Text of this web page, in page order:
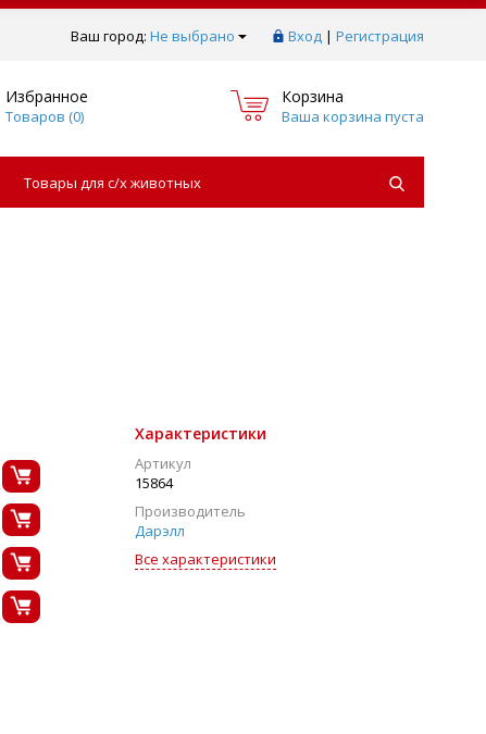
Ваш город: Не выбрано Вход | Регистрация
Избранное
Товаров (0)
Корзина
Ваша корзина пуста
Товары для с/х животных
Характеристики
Артикул
15864
Производитель
Дарэлл
Все характеристики